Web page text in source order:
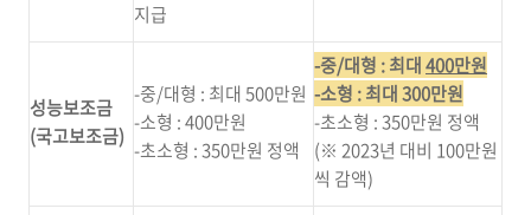
지급
성능보조금
(국고보조금)
-중/대형 : 최대 500만원
-소형 : 400만원
-초소형 : 350만원 정액
-중/대형 : 최대400만원
-소형 : 최대 300만원
-초소형 : 350만원 정액
(※ 2023년 대비 100만원
씩 감액)